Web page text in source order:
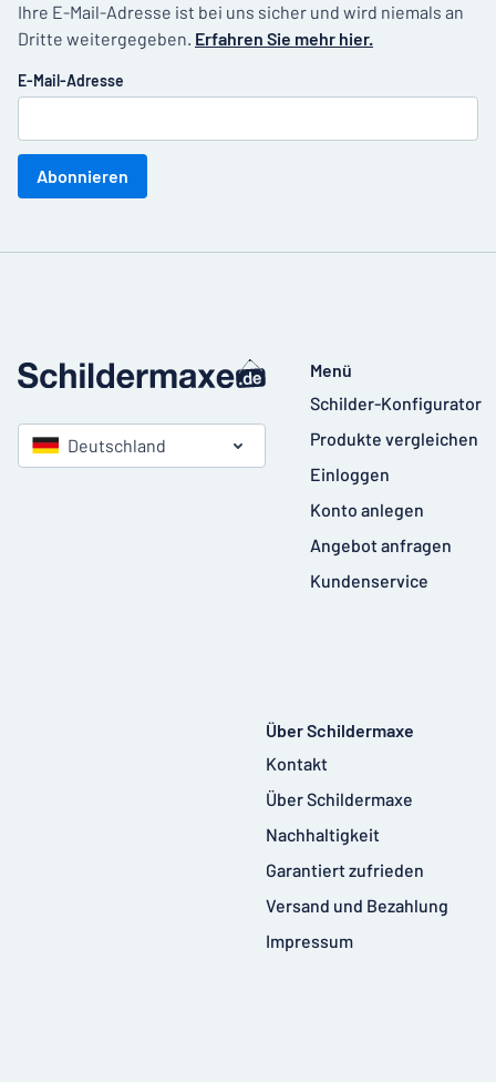
Ihre E-Mail-Adresse ist bei uns sicher und wird niemals an
Dritte weitergegeben. Erfahren Sie mehr hier.
E-Mail-Adresse
Abonnieren
Deutschland
Menü
Schilder-Konfigurator
Produkte vergleichen
Einloggen
Konto anlegen
Angebot anfragen
Kundenservice
Über Schildermaxe
Kontakt
Über Schildermaxe
Nachhaltigkeit
Garantiert zufrieden
Versand und Bezahlung
Impressum